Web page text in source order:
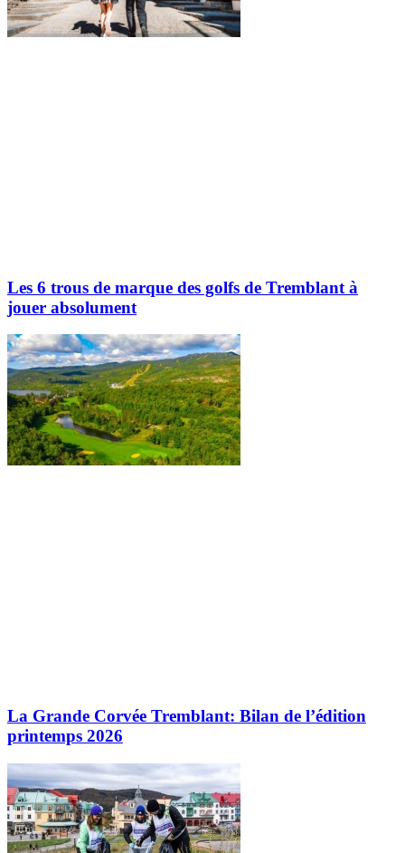
Les 6 trous de marque des golfs de Tremblant à
jouer absolument
La Grande Corvée Tremblant: Bilan de l’édition
printemps 2026